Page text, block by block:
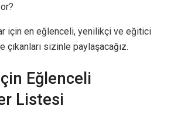
için en eğlenceli, yenilikçi ve eğitici
çıkanları sizinle paylaşacağız.
Eğlenceli
Listesi